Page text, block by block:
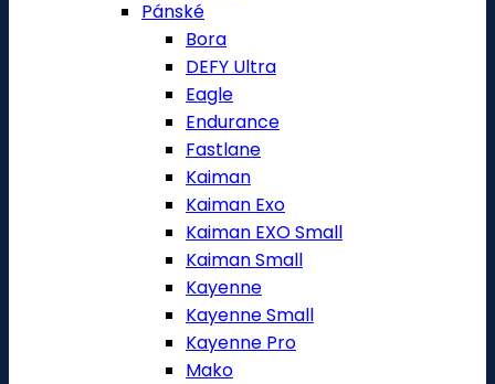
Pánské
Bora
DEFY Ultra
Eagle
Endurance
Fastlane
Kaiman
Kaiman Exo
Kaiman EXO Small
Kaiman Small
Kayenne
Kayenne Small
Kayenne Pro
Mako